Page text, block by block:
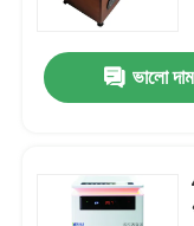
বাড়ি
ভালো দাম